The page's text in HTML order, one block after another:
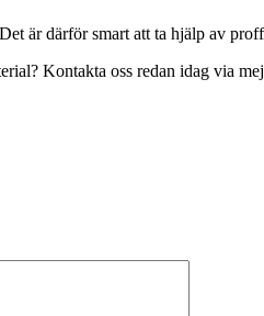
är därför smart att ta hjälp av
Kontakta oss redan idag via